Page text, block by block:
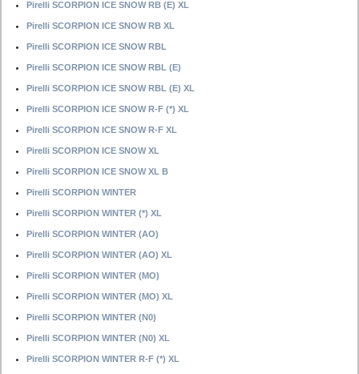
Pirelli SCORPION ICE SNOW RB (E) XL
Pirelli SCORPION ICE SNOW RB XL
Pirelli SCORPION ICE SNOW RBL
Pirelli SCORPION ICE SNOW RBL (E)
Pirelli SCORPION ICE SNOW RBL (E) XL
Pirelli SCORPION ICE SNOW R-F (*) XL
Pirelli SCORPION ICE SNOW R-F XL
Pirelli SCORPION ICE SNOW XL
Pirelli SCORPION ICE SNOW XL B
Pirelli SCORPION WINTER
Pirelli SCORPION WINTER (*) XL
Pirelli SCORPION WINTER (AO)
Pirelli SCORPION WINTER (AO) XL
Pirelli SCORPION WINTER (MO)
Pirelli SCORPION WINTER (MO) XL
Pirelli SCORPION WINTER (N0)
Pirelli SCORPION WINTER (N0) XL
Pirelli SCORPION WINTER R-F (*) XL